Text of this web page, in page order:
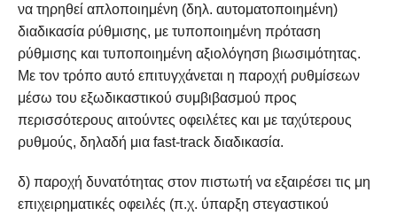
να τηρηθεί απλοποιημένη (δηλ. αυτοματοποιημένη)
διαδικασία ρύθμισης, με τυποποιημένη πρόταση
ρύθμισης και τυποποιημένη αξιολόγηση βιωσιμότητας.
Με τον τρόπο αυτό επιτυγχάνεται η παροχή ρυθμίσεων
μέσω του εξωδικαστικού συμβιβασμού προς
περισσότερους αιτούντες οφειλέτες και με ταχύτερους
ρυθμούς, δηλαδή μια fast-track διαδικασία.
δ) παροχή δυνατότητας στον πιστωτή να εξαιρέσει τις μη
επιχειρηματικές οφειλές (π.χ. ύπαρξη στεγαστικού